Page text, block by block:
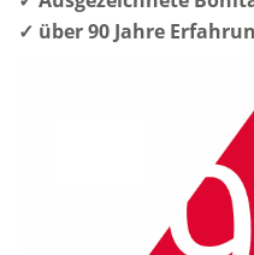
✓ über 90 Jahre